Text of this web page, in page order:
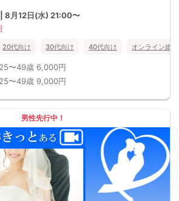
8月12日(水) 21:00〜
20代向け 30代向け 40代向け オンライン婚活
25〜49歳 6,000円
25〜49歳 9,000円
男性先行中！